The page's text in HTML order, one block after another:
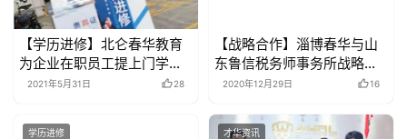
【学历进修】北仑春华教育
为企业在职员工提上门学历
进修咨询
2021年5月31日 28
【战略合作】淄博春华与山
东鲁信税务师事务所战略合
作
2020年12月29日 16
学历进修 才华资讯